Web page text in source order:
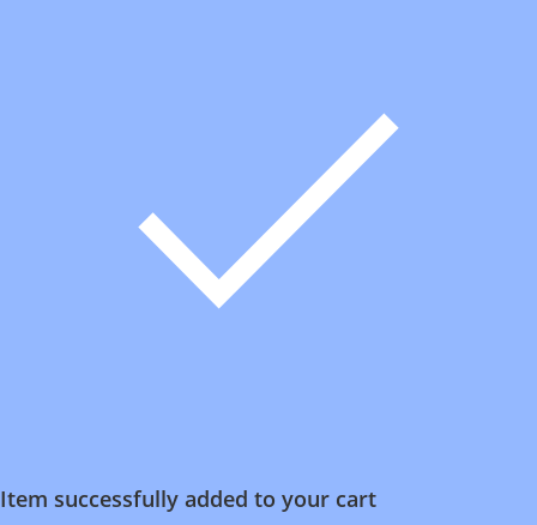
Item successfully added to your cart